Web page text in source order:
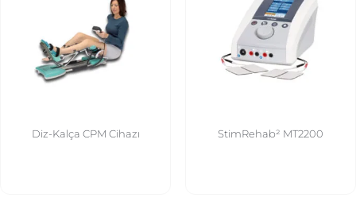
Diz-Kalça CPM Cihazı StimRehab² MT2200